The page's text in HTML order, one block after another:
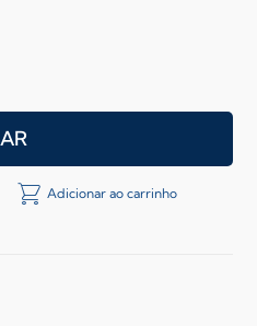
Adicionar ao carrinho